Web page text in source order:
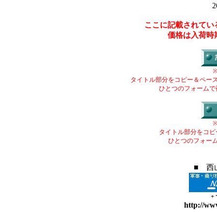
ここに記載されて
価格は入荷時
タイトル部分をコピー＆ペー
ひとつのフォーム
タイトル部分をコ
ひとつのフォー
■ 西
+
http://